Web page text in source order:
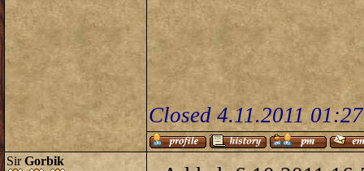
Closed 4.11.2011
SirGorbik